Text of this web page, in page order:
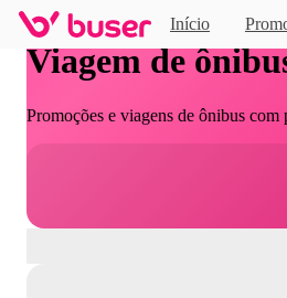
Início
Viagem de
Promoções e viagens de ônibus com